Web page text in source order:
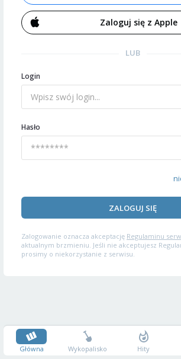
Zaloguj się z Apple
LUB
Login
Hasło
ZALOGUJ SIĘ
Zalogowanie oznacza akceptację Regulaminu
aktualnym brzmieniu. Jeśli nie akceptujesz
prosimy o niekorzystanie z serwisu.
Główna Wykopalisko Hity